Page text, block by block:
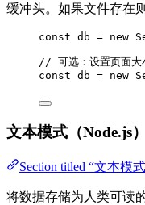
缓冲头。如果文件存在
const db = new
// 可选：设置页面大
const db = new
文本模式（Node.js）
Section titled “文本模
将数据存储为人类可读